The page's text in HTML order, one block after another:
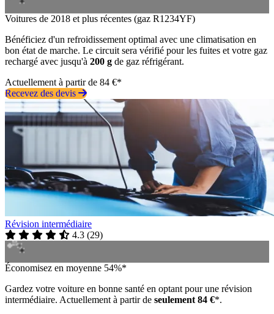
Voitures de 2018 et plus récentes (gaz R1234YF)
Bénéficiez d'un refroidissement optimal avec une climatisation en
bon état de marche. Le circuit sera vérifié pour les fuites et votre gaz
rechargé avec jusqu'à 200 g de gaz réfrigérant.
Actuellement à partir de 84 €*
Recevez des devis
Révision intermédiaire
4.3 (29)
Économisez en moyenne 54%*
Gardez votre voiture en bonne santé en optant pour une révision
intermédiaire. Actuellement à partir de seulement 84 €*.